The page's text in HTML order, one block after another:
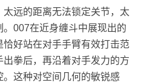
远的距离无法锁定关节，太
007在近身缠斗中展现出的
好站在对手手臂有效打击范
拳后，再沿着对手发力的方
这种对空间几何的敏锐感